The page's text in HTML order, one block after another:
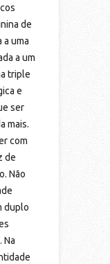
de
a uma
a um
triple
e
ser
mais.
com
de
Não
duplo
Na